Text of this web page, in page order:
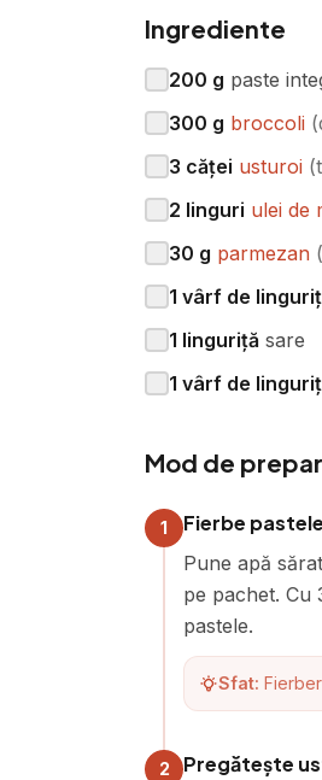
Ingrediente
200 g paste
300 g broccoli (
3 căței usturoi (
2 linguri ulei de
30 g parmezan (
1 vârf de
1 linguriță sare
1 vârf de
Mod de
1 Fierbe
Pune apă
pe pachet. Cu
pastele.
Sfat:
2 Pregătește